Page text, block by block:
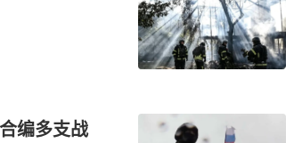
编多支战